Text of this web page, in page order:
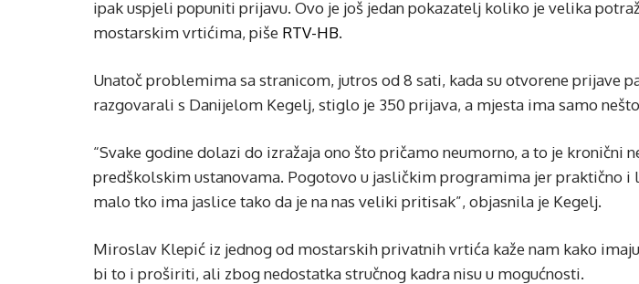
ipak uspjeli popuniti prijavu. Ovo je još jedan pokazatelj koliko je velika
mostarskim vrtićima, piše RTV-HB.
Unatoč problemima sa stranicom, jutros od 8 sati, kada su otvorene prijave
razgovarali s Danijelom Kegelj, stiglo je 350 prijava, a mjesta ima samo
“Svake godine dolazi do izražaja ono što pričamo neumorno, a to je kronični
predškolskim ustanovama. Pogotovo u jasličkim programima jer praktično i
malo tko ima jaslice tako da je na nas veliki pritisak”, objasnila je Kegelj.
Miroslav Klepić iz jednog od mostarskih privatnih vrtića kaže nam kako
bi to i proširiti, ali zbog nedostatka stručnog kadra nisu u mogućnosti.